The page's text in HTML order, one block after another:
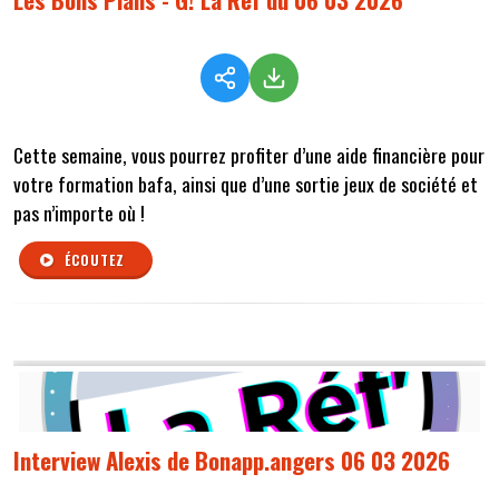
Cette semaine, vous pourrez profiter d’une aide financière pour
votre formation bafa, ainsi que d’une sortie jeux de société et
pas n’importe où !
ÉCOUTEZ
Interview Alexis de Bonapp.angers 06 03 2026